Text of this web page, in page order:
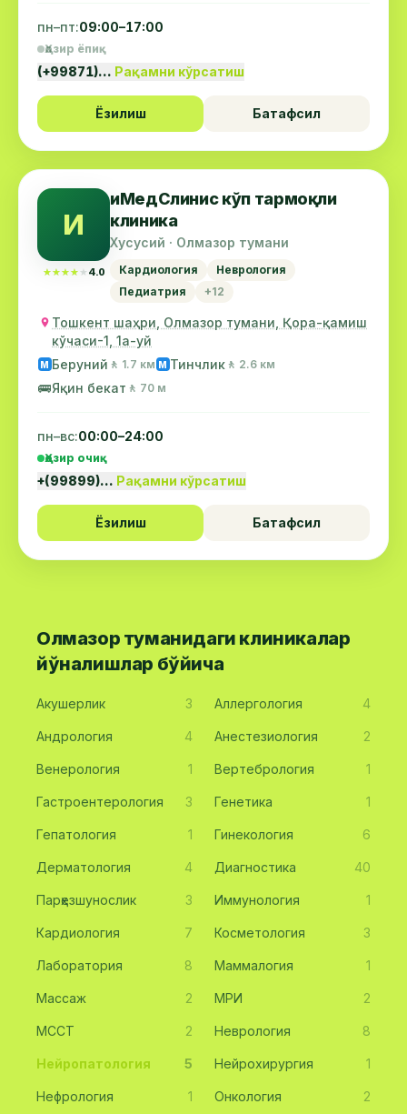
пн–пт:09:00–17:00
Ҳозир ёпиқ
(+99871)… Рақамни кўрсатиш
Ёзилиш Батафсил
И
★★★★★
★★★★★ 4.0
иМедСлинис кўп тармоқли
клиника
Хусусий · Олмазор тумани
Кардиология
Неврология
Педиатрия
+12
Тошкент шаҳри, Олмазор тумани, Қора-қамиш
кўчаси-1, 1а-уй
М Беруний 🚶 1.7 км М Тинчлик 🚶 2.6 км
🚌Яқин бекат 🚶 70 м
пн–вс:00:00–24:00
Ҳозир очиқ
+(99899)… Рақамни кўрсатиш
Ёзилиш Батафсил
Олмазор туманидаги клиникалар
йўналишлар бўйича
Акушерлик 3 Аллергология 4
Андрология 4 Анестезиология 2
Венерология 1 Вертебрология 1
Гастроентерология 3 Генетика 1
Гепатология 1 Гинекология 6
Дерматология 4 Диагностика 40
Парҳезшунослик 3 Иммунология 1
Кардиология 7 Косметология 3
Лаборатория 8 Маммалогия 1
Массаж 2 МРИ 2
МССТ 2 Неврология 8
Нейропатология 5 Нейрохирургия 1
Нефрология 1 Онкология 2